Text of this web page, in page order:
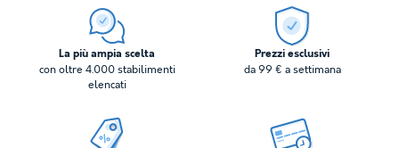
La più ampia scelta
con oltre 4.000 stabilimenti
elencati
Prezzi esclusivi
da 99 € a settimana